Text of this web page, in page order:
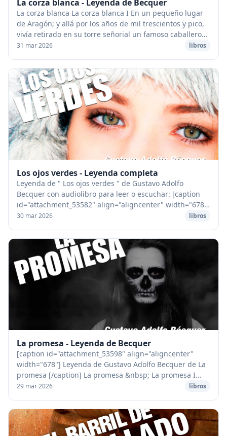
La corza blanca - Leyenda de Becquer
La corza blanca La corza blanca I En un pequeño lugar
de Aragón; y allá por los años de mil trescientos y pico,
vivía retirado en su torre señorial un famoso caballero
llamado don Dionís, el cual desp...
31 mar 2026 libros
Los ojos verdes - Leyenda completa
Leyenda de " Los ojos verdes " de Gustavo Adolfo
Becquer con audiolibro para leer o escuchar: [caption
id="attachment_53582" align="aligncenter" width="678"]
Leyenda de "Los ojos verdes" de Gustavo Ad...
30 mar 2026 libros
La promesa - Leyenda de Becquer
[caption id="attachment_53598" align="aligncenter"
width="678"] Leyenda de Gustavo Adolfo Becquer de La
promesa [/caption] La promesa &nbsp; La promesa I
Margarita lloraba con el rostro oculto entre l...
29 mar 2026 libros